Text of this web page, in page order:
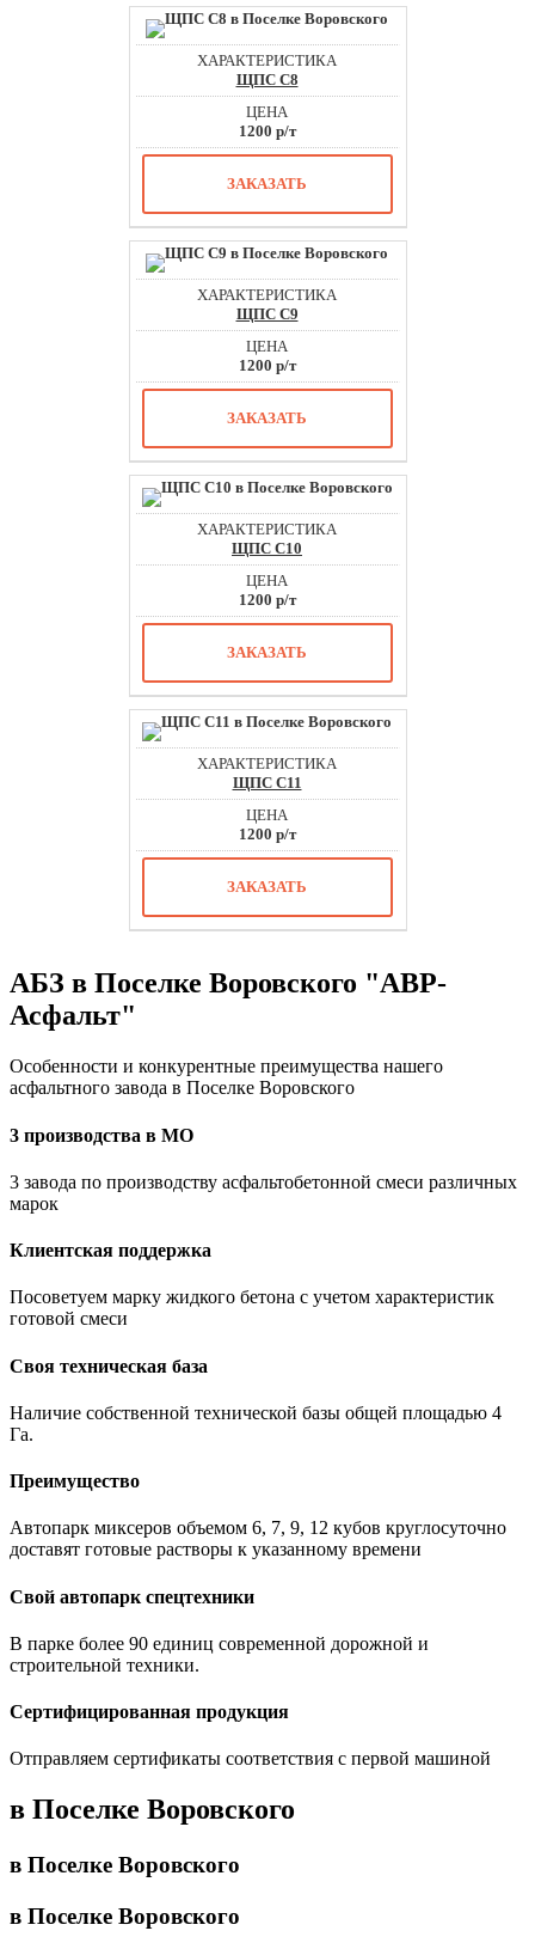
ЩПС С8
1200 р/т
ЗАКАЗАТЬ
ЩПС С9
1200 р/т
ЗАКАЗАТЬ
ЩПС С10
1200 р/т
ЗАКАЗАТЬ
ЩПС С11
1200 р/т
ЗАКАЗАТЬ
АБЗ в Поселке Воровского "АВР-
Асфальт"
Особенности и конкурентные преимущества нашего
асфальтного завода в Поселке Воровского
3 производства в МО
3 завода по производству асфальтобетонной смеси различных
марок
Клиентская поддержка
Посоветуем марку жидкого бетона с учетом характеристик
готовой смеси
Своя техническая база
Наличие собственной технической базы общей площадью 4
Га.
Преимущество
Автопарк миксеров объемом 6, 7, 9, 12 кубов круглосуточно
доставят готовые растворы к указанному времени
Свой автопарк спецтехники
В парке более 90 единиц современной дорожной и
строительной техники.
Сертифицированная продукция
Отправляем сертификаты соответствия с первой машиной
в Поселке Воровского
в Поселке Воровского
в Поселке Воровского